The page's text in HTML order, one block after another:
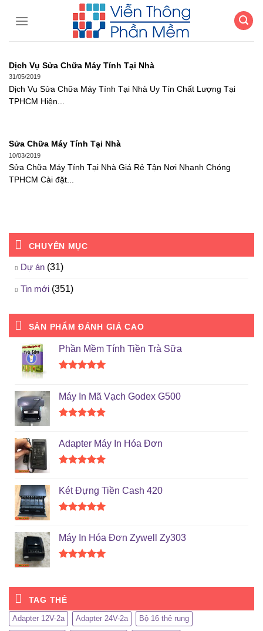
Dịch Vụ Sửa Chữa Máy Tính Tại Nhà
31/05/2019
Dịch Vụ Sửa Chữa Máy Tính Tại Nhà Uy Tín Chất Lượng Tại
TPHCM Hiện...
Sửa Chữa Máy Tính Tại Nhà
10/03/2019
Sửa Chữa Máy Tính Tại Nhà Giá Rẻ Tận Nơi Nhanh Chóng
TPHCM Cài đặt...
CHUYÊN MỤC
Dự án (31)
Tin mới (351)
SẢN PHẨM ĐÁNH GIÁ CAO
Phần Mềm Tính Tiền Trà Sữa
5 sao
Máy In Mã Vạch Godex G500
5 sao
Adapter Máy In Hóa Đơn
5 sao
Két Đựng Tiền Cash 420
5 sao
Máy In Hóa Đơn Zywell Zy303
5 sao
TAG THẺ
Adapter 12V-2a Adapter 24V-2a Bộ 16 thẻ rung